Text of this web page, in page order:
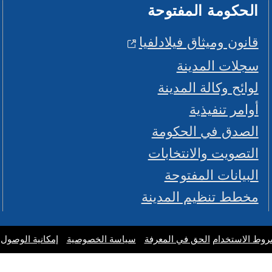
الحكومة المفتوحة
قانون وميثاق فيلادلفيا
سجلات المدينة
لوائح وكالة المدينة
أوامر تنفيذية
الصدق في الحكومة
التصويت والانتخابات
البيانات المفتوحة
مخطط تنظيم المدينة
الاستخدام الحق في المعرفة سياسة الخصوصية إمكانية الوصول